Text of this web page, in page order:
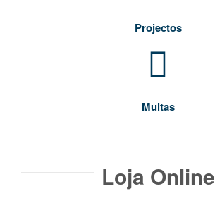
Projectos
Multas
Loja Online